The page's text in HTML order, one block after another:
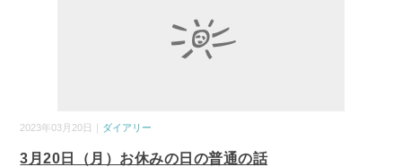
2023年03月20日｜ ダイアリー
3月20日（月）お休みの日の普通の話